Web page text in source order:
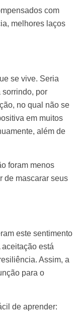
com
melhores laços
se vive. Seria
sorrindo, por
no qual não se
em muitos
além de
foram menos
de mascarar seus
este sentimento
está
Assim, a
para o
de aprender: